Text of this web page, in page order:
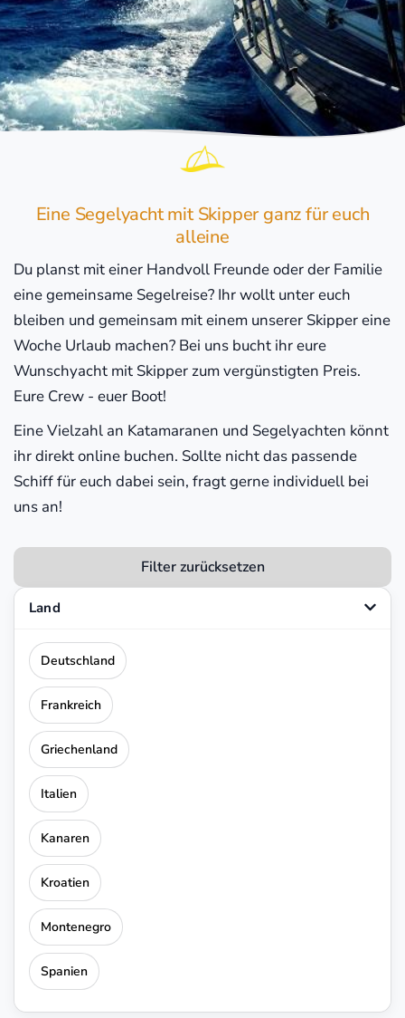
Eine Segelyacht mit Skipper ganz für euch
alleine
Du planst mit einer Handvoll Freunde oder der Familie
eine gemeinsame Segelreise? Ihr wollt unter euch
bleiben und gemeinsam mit einem unserer Skipper eine
Woche Urlaub machen? Bei uns bucht ihr eure
Wunschyacht mit Skipper zum vergünstigten Preis.
Eure Crew - euer Boot!
Eine Vielzahl an Katamaranen und Segelyachten könnt
ihr direkt online buchen. Sollte nicht das passende
Schiff für euch dabei sein, fragt gerne individuell bei
uns an!
Filter zurücksetzen
Land
Deutschland
Frankreich
Griechenland
Italien
Kanaren
Kroatien
Montenegro
Spanien